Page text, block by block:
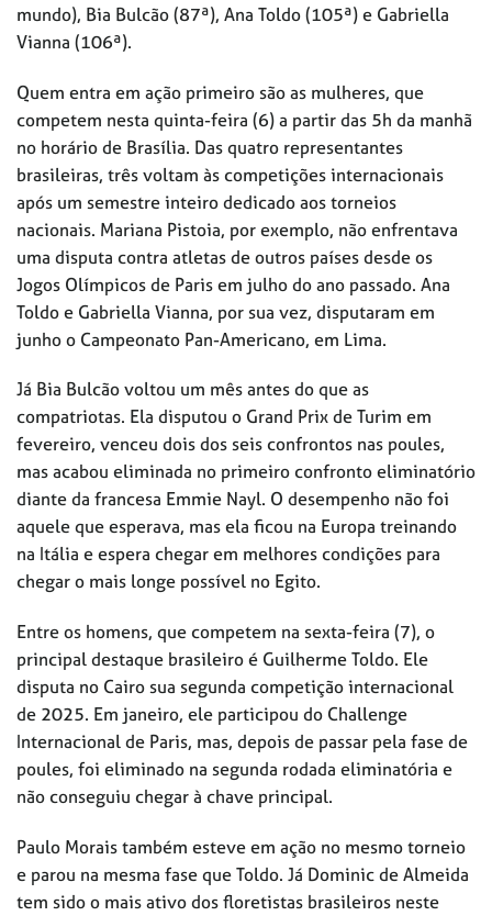
mundo), Bia Bulcão (87ª), Ana Toldo (105ª) e Gabriella
Vianna (106ª).
Quem entra em ação primeiro são as mulheres, que
competem nesta quinta-feira (6) a partir das 5h da manhã
no horário de Brasília. Das quatro representantes
brasileiras, três voltam às competições internacionais
após um semestre inteiro dedicado aos torneios
nacionais. Mariana Pistoia, por exemplo, não enfrentava
uma disputa contra atletas de outros países desde os
Jogos Olímpicos de Paris em julho do ano passado. Ana
Toldo e Gabriella Vianna, por sua vez, disputaram em
junho o Campeonato Pan-Americano, em Lima.
Já Bia Bulcão voltou um mês antes do que as
compatriotas. Ela disputou o Grand Prix de Turim em
fevereiro, venceu dois dos seis confrontos nas poules,
mas acabou eliminada no primeiro confronto eliminatório
diante da francesa Emmie Nayl. O desempenho não foi
aquele que esperava, mas ela ficou na Europa treinando
na Itália e espera chegar em melhores condições para
chegar o mais longe possível no Egito.
Entre os homens, que competem na sexta-feira (7), o
principal destaque brasileiro é Guilherme Toldo. Ele
disputa no Cairo sua segunda competição internacional
de 2025. Em janeiro, ele participou do Challenge
Internacional de Paris, mas, depois de passar pela fase de
poules, foi eliminado na segunda rodada eliminatória e
não conseguiu chegar à chave principal.
Paulo Morais também esteve em ação no mesmo torneio
e parou na mesma fase que Toldo. Já Dominic de Almeida
tem sido o mais ativo dos floretistas brasileiros neste